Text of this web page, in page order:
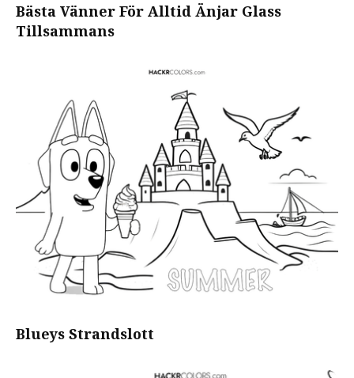
Bästa Vänner För Alltid Änjar Glass
Tillsammans
Blueys Strandslott